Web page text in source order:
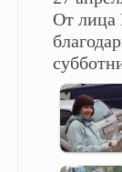
От лица